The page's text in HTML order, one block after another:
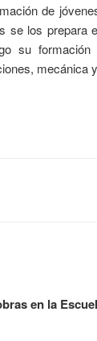
de
se los prepara
su
mecánica
en la